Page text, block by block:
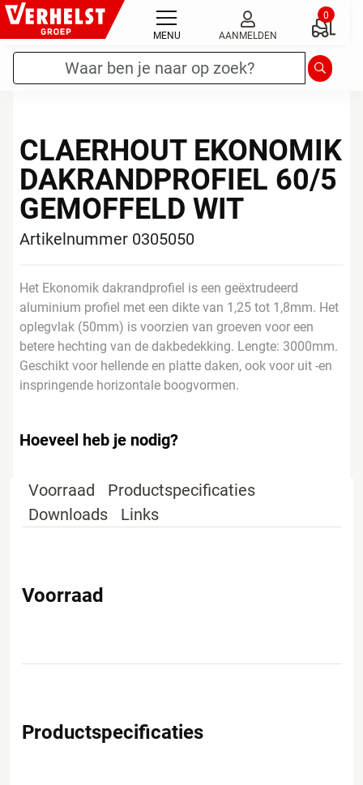
naar
de
inhoud
MENU AANMELDEN
0
Zoekterm* Zoeken
CLAERHOUT EKONOMIK
DAKRANDPROFIEL 60/5
GEMOFFELD WIT
Artikelnummer 0305050
Het Ekonomik dakrandprofiel is een geëxtrudeerd
aluminium profiel met een dikte van 1,25 tot 1,8mm. Het
oplegvlak (50mm) is voorzien van groeven voor een
betere hechting van de dakbedekking. Lengte: 3000mm.
Geschikt voor hellende en platte daken, ook voor uit -en
inspringende horizontale boogvormen.
Hoeveel heb je nodig?
Voorraad
Productspecificaties
Downloads
Links
Voorraad
Productspecificaties